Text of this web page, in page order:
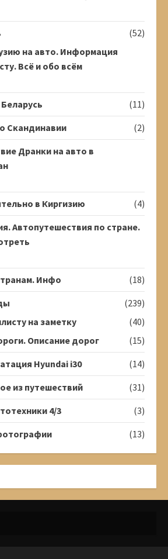
(52)
на авто. Информация
Всё и обо всём
(11)
Скандинавии
(2)
Дранки на авто в
в Киргизию
(4)
Автопутешествия по стране.
Инфо
(18)
(239)
на заметку
(40)
Описание дорог
(15)
Hyundai i30
(14)
из путешествий
(31)
4/3
(3)
(13)